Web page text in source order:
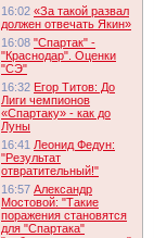
16:02 «За такой развал
должен отвечать Якин»
16:08 "Спартак" -
"Краснодар". Оценки
"СЭ"
16:32 Егор Титов: До
Лиги чемпионов
«Спартаку» - как до
Луны
16:41 Леонид Федун:
"Результат
отвратительный!"
16:57 Александр
Мостовой: "Такие
поражения становятся
для "Спартака"